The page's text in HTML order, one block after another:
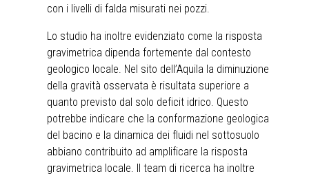
con i livelli di falda misurati nei pozzi.
Lo studio ha inoltre evidenziato come la risposta
gravimetrica dipenda fortemente dal contesto
geologico locale. Nel sito dell’Aquila la diminuzione
della gravità osservata è risultata superiore a
quanto previsto dal solo deficit idrico. Questo
potrebbe indicare che la conformazione geologica
del bacino e la dinamica dei fluidi nel sottosuolo
abbiano contribuito ad amplificare la risposta
gravimetrica locale. Il team di ricerca ha inoltre